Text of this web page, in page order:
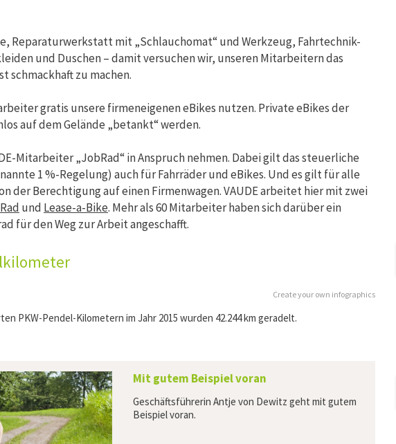
Reparaturwerkstatt mit „Schlauchomat“ und Werkzeug, Fahrtechnik-
und Duschen – damit versuchen wir, unseren Mitarbeitern das
schmackhaft zu machen.
gratis unsere firmeneigenen eBikes nutzen. Private eBikes der
auf dem Gelände „betankt“ werden.
Mitarbeiter „JobRad“ in Anspruch nehmen. Dabei gilt das steuerliche
1 %-Regelung) auch für Fahrräder und eBikes. Und es gilt für alle
der Berechtigung auf einen Firmenwagen. VAUDE arbeitet hier mit zwei
und Lease-a-Bike. Mehr als 60 Mitarbeiter haben sich darüber ein
für den Weg zur Arbeit angeschafft.
Create your own infographics
PKW-Pendel-Kilometern im Jahr 2015 wurden 42.244 km geradelt.
Mit gutem Beispiel voran
Geschäftsführerin Antje von Dewitz geht mit gutem
Beispiel voran.